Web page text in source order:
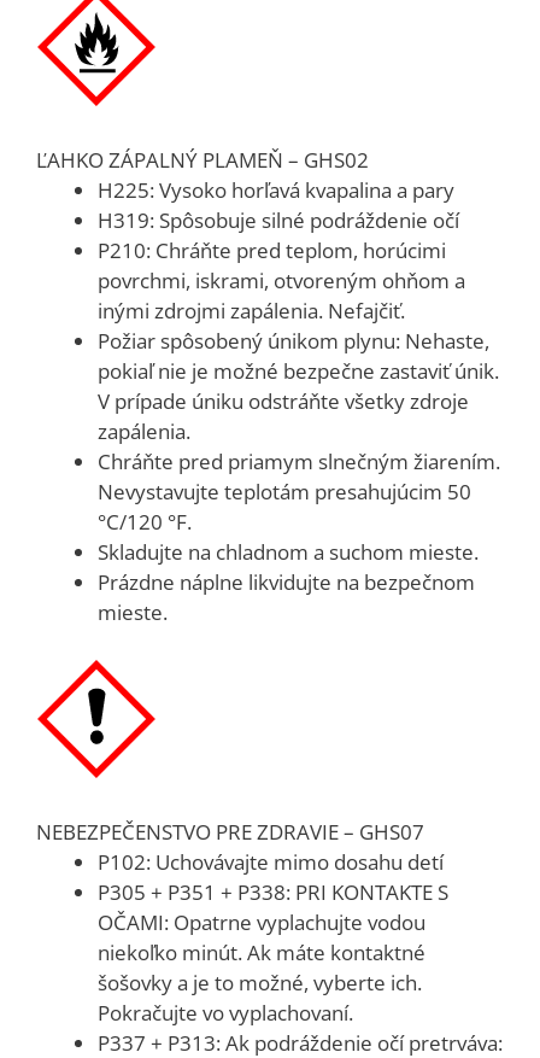
ĽAHKO ZÁPALNÝ PLAMEŇ – GHS02
H225: Vysoko horľavá kvapalina a pary
H319: Spôsobuje silné podráždenie očí
P210: Chráňte pred teplom, horúcimi
povrchmi, iskrami, otvoreným ohňom a
inými zdrojmi zapálenia. Nefajčiť.
Požiar spôsobený únikom plynu: Nehaste,
pokiaľ nie je možné bezpečne zastaviť únik.
V prípade úniku odstráňte všetky zdroje
zapálenia.
Chráňte pred priamym slnečným žiarením.
Nevystavujte teplotám presahujúcim 50
°C/120 °F.
Skladujte na chladnom a suchom mieste.
Prázdne náplne likvidujte na bezpečnom
mieste.
NEBEZPEČENSTVO PRE ZDRAVIE – GHS07
P102: Uchovávajte mimo dosahu detí
P305 + P351 + P338: PRI KONTAKTE S
OČAMI: Opatrne vyplachujte vodou
niekoľko minút. Ak máte kontaktné
šošovky a je to možné, vyberte ich.
Pokračujte vo vyplachovaní.
P337 + P313: Ak podráždenie očí pretrváva: